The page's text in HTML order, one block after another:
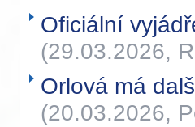
Oficiální
(29.03.2026,
Orlová má
(20.03.2026,